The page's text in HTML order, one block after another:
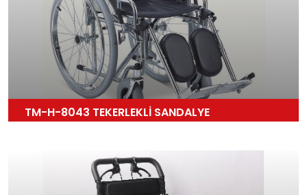
TM-H-8043 TEKERLEKLİ SANDALYE